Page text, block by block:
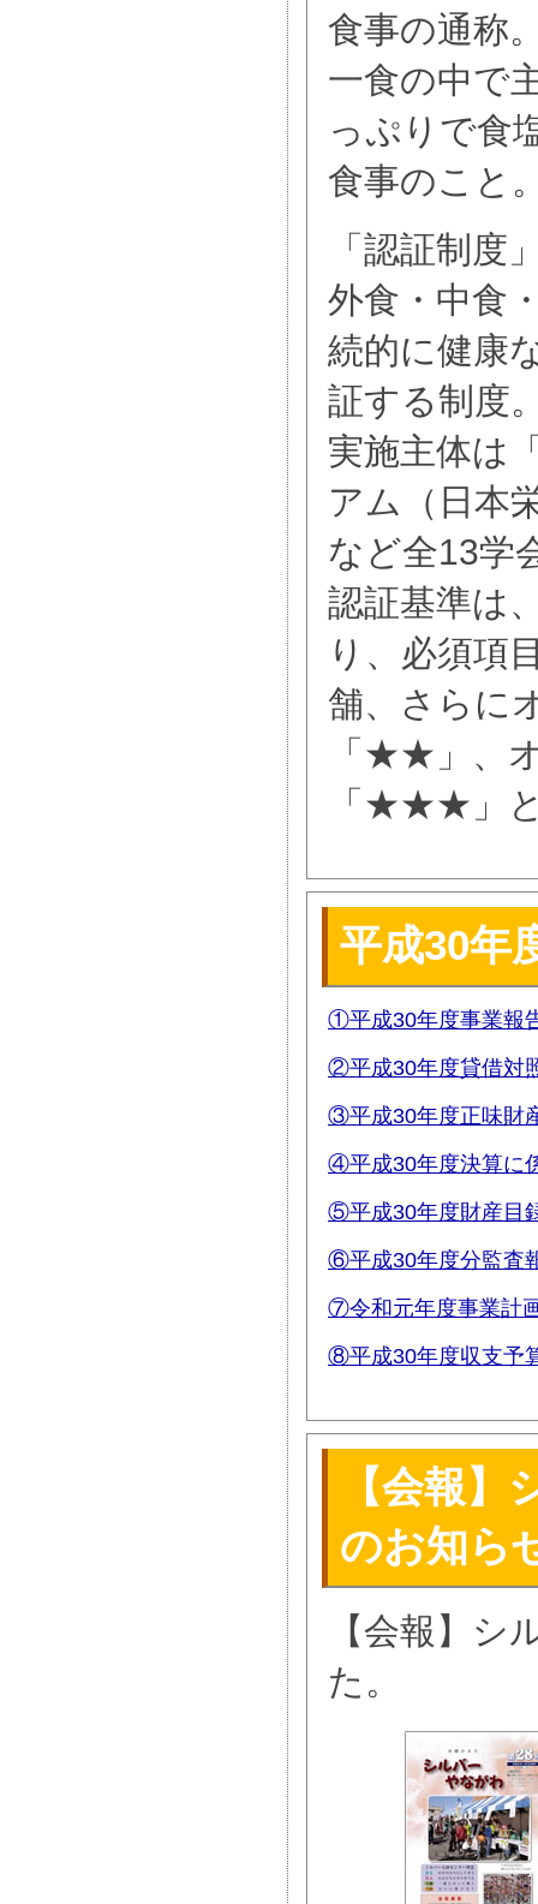
食事の通称
一食の中で
っぷりで食
食事のこと
「認証制度
外食・中食
続的に健康
証する制度
実施主体は
アム（日本
など全13学
認証基準は
り、必須項
舗、さらに
「★★」、
「★★★」
平成30
①平成30年度事業報
②平成30年度貸借対
③平成30年度正味財
④平成30年度決算に
⑤平成30年度財産目
⑥平成30年度分監査
⑦令和元年度事業計
⑧平成30年度収支予
【会報
のお知ら
【会報】シ
た。